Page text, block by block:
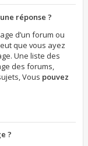
réponse ?
d’un forum ou
que vous ayez
Une liste des
des forums,
Vous pouvez
?